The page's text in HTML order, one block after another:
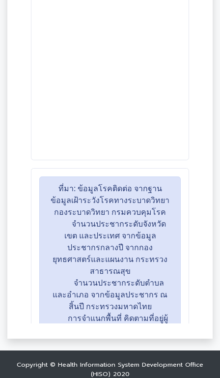
Copyright © Health Information System Development Office
(HISO) 2020